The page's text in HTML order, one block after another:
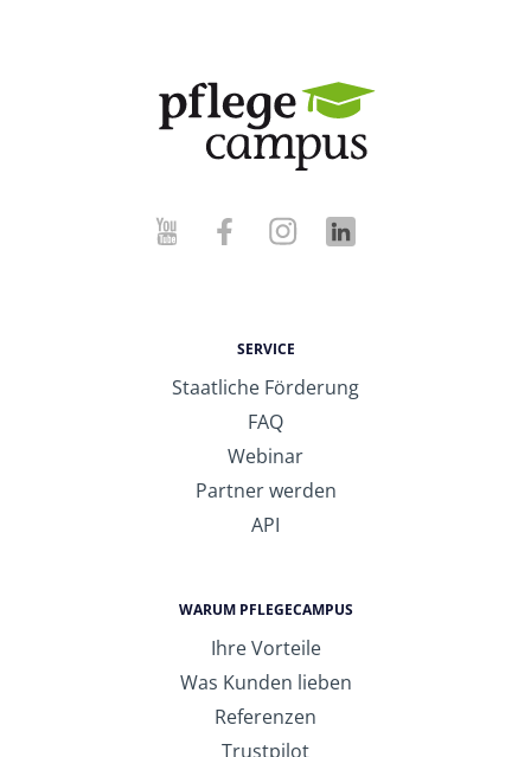
SERVICE
Staatliche Förderung
FAQ
Webinar
Partner werden
API
WARUM PFLEGECAMPUS
Ihre Vorteile
Was Kunden lieben
Referenzen
Trustpilot